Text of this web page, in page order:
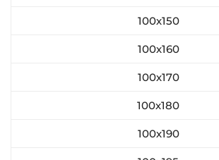
100х150
100х160
100х170
100х180
100х190